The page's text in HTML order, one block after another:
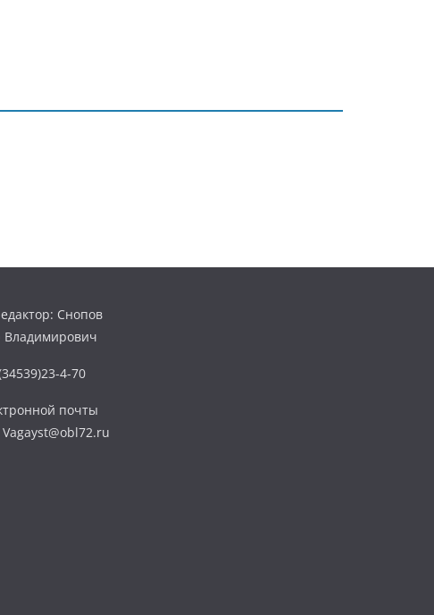
Снопов
Владимирович
4-70
почты